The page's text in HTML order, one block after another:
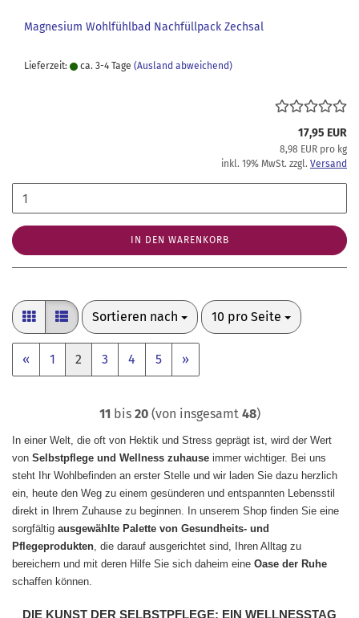
Magnesium Wohlfühlbad Nachfüllpack Zechsal
Lieferzeit: ca. 3-4 Tage (Ausland abweichend)
17,95 EUR
8,98 EUR pro kg
inkl. 19% MwSt. zzgl. Versand
IN DEN WARENKORB
Sortieren nach
Sortieren nach 10 pro Seite
pro Seite
« 1 2 3 4 5 »
11 bis 20(von insgesamt 48)
In einer Welt, die oft von Hektik und Stress geprägt ist, wird der Wert
von Selbstpflege und Wellness zuhause immer wichtiger. Bei uns
steht Ihr Wohlbefinden an erster Stelle und wir laden Sie dazu herzlich
ein, heute den Weg zu einem gesünderen und entspannten Lebensstil
direkt in Ihrem Zuhause zu beginnen. In unserem Shop finden Sie eine
sorgfältig ausgewählte Palette von Gesundheits- und
Pflegeprodukten, die darauf ausgerichtet sind, Ihren Alltag zu
bereichern und mit deren Hilfe Sie sich daheim eine Oase der Ruhe
schaffen können.
DIE KUNST DER SELBSTPFLEGE: EIN WELLNESSTAG